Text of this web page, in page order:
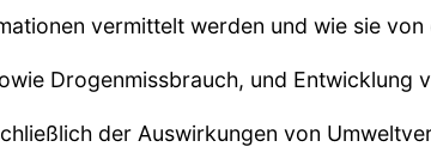
vermittelt werden und wie sie von
Drogenmissbrauch, und Entwicklung
der Auswirkungen von